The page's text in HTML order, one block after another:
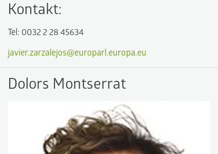
Kontakt:
Tel: 0032 2 28 45634
javier.zarzalejos@europarl.europa.eu
Dolors Montserrat